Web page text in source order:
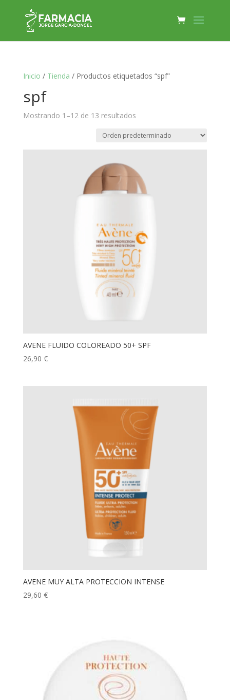
Inicio / Tienda / Productos etiquetados “spf”
spf
Mostrando 1–12 de 13 resultados
AVENE FLUIDO COLOREADO 50+ SPF
26,90 €
AVENE MUY ALTA PROTECCION INTENSE
29,60 €